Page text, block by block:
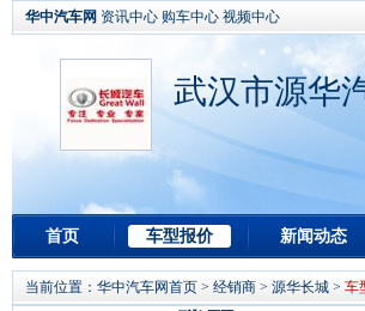
华中汽车网 资讯中心 购车中心 视频中心
武汉市源华
首页 车型报价 新闻动态
当前位置： 华中汽车网首页 > 经销商 > 源华长城 > 车